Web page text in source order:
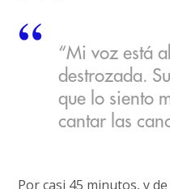
“Mi voz está
destrozada.
que lo siento
cantar las
Por casi 45 minutos, y